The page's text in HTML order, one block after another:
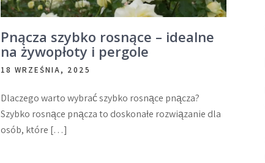
Pnącza szybko rosnące – idealne
na żywopłoty i pergole
18 WRZEŚNIA, 2025
Dlaczego warto wybrać szybko rosnące pnącza?
Szybko rosnące pnącza to doskonałe rozwiązanie dla
osób, które […]